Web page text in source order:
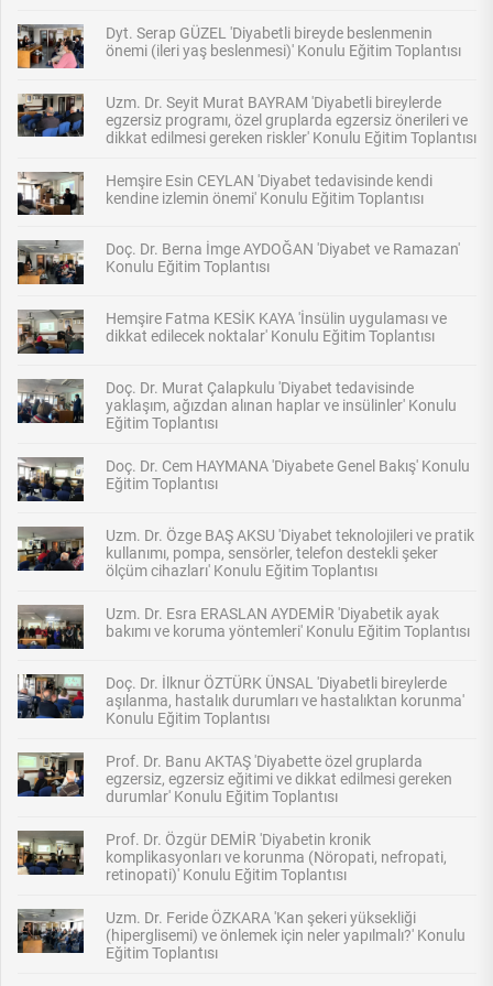
Dyt. Serap GÜZEL 'Diyabetli bireyde beslenmenin
önemi (ileri yaş beslenmesi)' Konulu Eğitim Toplantısı
Uzm. Dr. Seyit Murat BAYRAM 'Diyabetli bireylerde
egzersiz programı, özel gruplarda egzersiz önerileri ve
dikkat edilmesi gereken riskler' Konulu Eğitim Toplantısı
Hemşire Esin CEYLAN 'Diyabet tedavisinde kendi
kendine izlemin önemi' Konulu Eğitim Toplantısı
Doç. Dr. Berna İmge AYDOĞAN 'Diyabet ve Ramazan'
Konulu Eğitim Toplantısı
Hemşire Fatma KESİK KAYA 'İnsülin uygulaması ve
dikkat edilecek noktalar' Konulu Eğitim Toplantısı
Doç. Dr. Murat Çalapkulu 'Diyabet tedavisinde
yaklaşım, ağızdan alınan haplar ve insülinler' Konulu
Eğitim Toplantısı
Doç. Dr. Cem HAYMANA 'Diyabete Genel Bakış' Konulu
Eğitim Toplantısı
Uzm. Dr. Özge BAŞ AKSU 'Diyabet teknolojileri ve pratik
kullanımı, pompa, sensörler, telefon destekli şeker
ölçüm cihazları' Konulu Eğitim Toplantısı
Uzm. Dr. Esra ERASLAN AYDEMİR 'Diyabetik ayak
bakımı ve koruma yöntemleri' Konulu Eğitim Toplantısı
Doç. Dr. İlknur ÖZTÜRK ÜNSAL 'Diyabetli bireylerde
aşılanma, hastalık durumları ve hastalıktan korunma'
Konulu Eğitim Toplantısı
Prof. Dr. Banu AKTAŞ 'Diyabette özel gruplarda
egzersiz, egzersiz eğitimi ve dikkat edilmesi gereken
durumlar' Konulu Eğitim Toplantısı
Prof. Dr. Özgür DEMİR 'Diyabetin kronik
komplikasyonları ve korunma (Nöropati, nefropati,
retinopati)' Konulu Eğitim Toplantısı
Uzm. Dr. Feride ÖZKARA 'Kan şekeri yüksekliği
(hiperglisemi) ve önlemek için neler yapılmalı?' Konulu
Eğitim Toplantısı